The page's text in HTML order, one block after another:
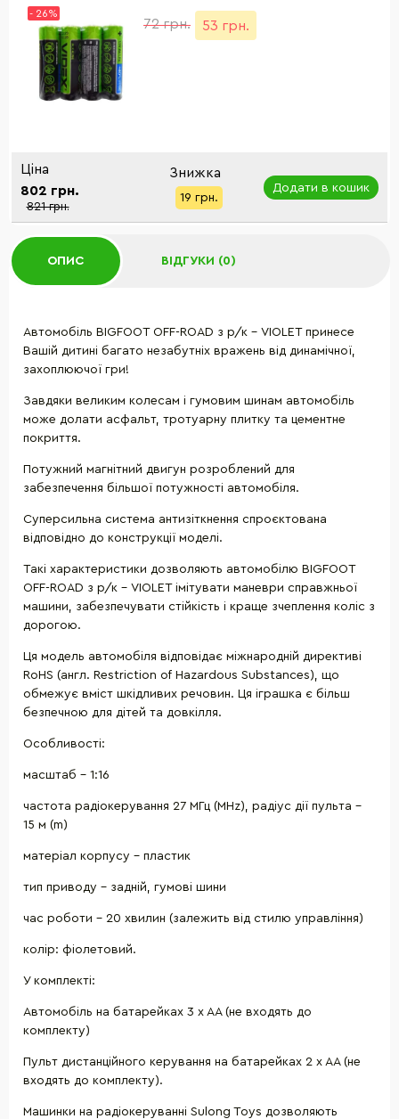
- 26%
72 грн. 53 грн.
Ціна
802 грн.
821 грн.
Знижка
19 грн.
Додати в кошик
ОПИС ВІДГУКИ (0)
Автомобіль BIGFOOT OFF-ROAD з р/к - VIOLET принесе
Вашій дитині багато незабутніх вражень від динамічної,
захоплюючої гри!
Завдяки великим колесам і гумовим шинам автомобіль
може долати асфальт, тротуарну плитку та цементне
покриття.
Потужний магнітний двигун розроблений для
забезпечення більшої потужності автомобіля.
Суперсильна система антизіткнення спроєктована
відповідно до конструкції моделі.
Такі характеристики дозволяють автомобілю BIGFOOT
OFF-ROAD з р/к - VIOLET імітувати маневри справжньої
машини, забезпечувати стійкість і краще зчеплення коліс з
дорогою.
Ця модель автомобіля відповідає міжнародній директиві
RoHS (англ. Restriction of Hazardous Substances), що
обмежує вміст шкідливих речовин. Ця іграшка є більш
безпечною для дітей та довкілля.
Особливості:
масштаб - 1:16
частота радіокерування 27 МГц (MHz), радіус дії пульта -
15 м (m)
матеріал корпусу - пластик
тип приводу - задній, гумові шини
час роботи - 20 хвилин (залежить від стилю управління)
колір: фіолетовий.
У комплекті:
Автомобіль на батарейках 3 x AA (не входять до
комплекту)
Пульт дистанційного керування на батарейках 2 x AA (не
входять до комплекту).
Машинки на радіокеруванні Sulong Toys дозволяють